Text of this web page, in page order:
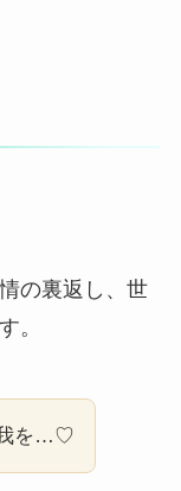
の裏返し、世
。
を…♡